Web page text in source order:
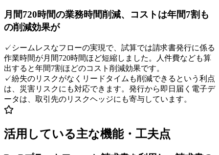
月間720時間の業務時間削減、コストは年間7割も
の削減効果が
✓ シームレスなフローの実現で、試算では請求書発行に係る
作業時間が月間720時間ほど短縮しました。人件費なども算
出すると年間7割ほどのコスト削減効果です。
✓紛失のリスクがなくリードタイムも削減できるという利点
は、災害リスクにも対応できます。発行から即日届く電子デ
ータは、取引先のリスクヘッジにも寄与しています。
活用している主な機能・工夫点